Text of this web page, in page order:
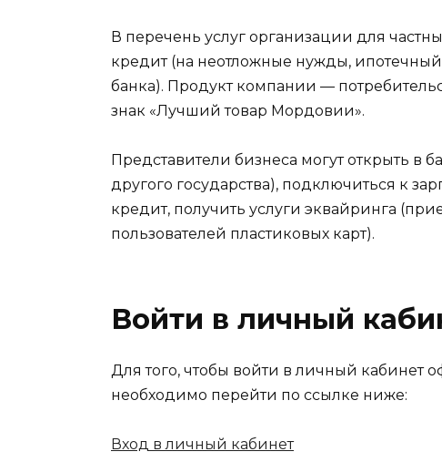
В перечень услуг организации для
кредит (на неотложные нужды,
банка). Продукт компании —
знак «Лучший товар Мордовии».
Представители бизнеса могут открыть в
другого государства), подключиться к
кредит, получить услуги эквайринга
пользователей пластиковых карт).
Войти в личный
Для того, чтобы войти в личный кабинет
необходимо перейти по ссылке ниже:
Вход в личный кабинет